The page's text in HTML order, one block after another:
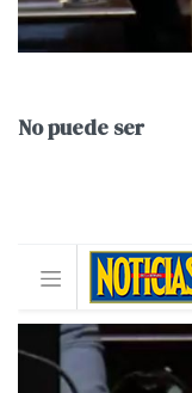
No puede ser